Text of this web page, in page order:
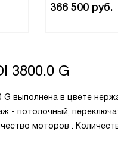
366 500 руб.
3800.0 G
G выполнена в цвете
- потолочный,
моторов .